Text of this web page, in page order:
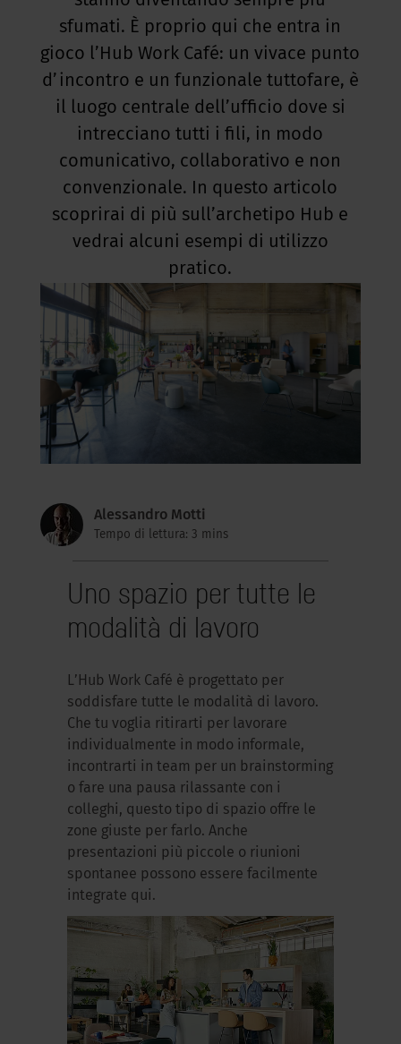
sfumati. È proprio qui che entra in
gioco l’Hub Work Café: un vivace punto
d’incontro e un funzionale tuttofare, è
il luogo centrale dell’ufficio dove si
intrecciano tutti i fili, in modo
comunicativo, collaborativo e non
convenzionale. In questo articolo
scoprirai di più sull’archetipo Hub e
vedrai alcuni esempi di utilizzo
pratico.
Alessandro Motti
Tempo di lettura: 3 mins
Uno spazio per tutte le
modalità di lavoro
L’Hub Work Café è progettato per
soddisfare tutte le modalità di lavoro.
Che tu voglia ritirarti per lavorare
individualmente in modo informale,
incontrarti in team per un brainstorming
o fare una pausa rilassante con i
colleghi, questo tipo di spazio offre le
zone giuste per farlo. Anche
presentazioni più piccole o riunioni
spontanee possono essere facilmente
integrate qui.